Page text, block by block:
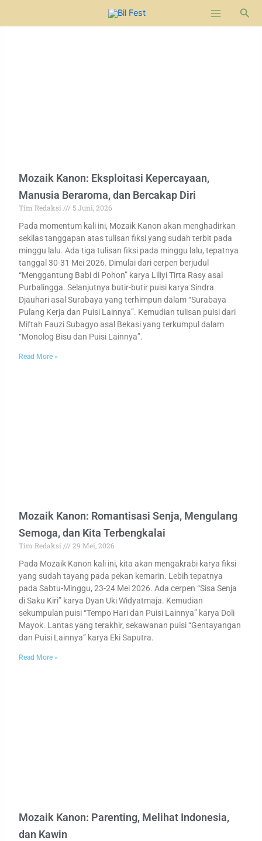
Cari
Mozaik Kanon: Eksploitasi Kepercayaan,
Manusia Beraroma, dan Bercakap Diri
Tim Redaksi
5 Juni, 2026
Pada momentum kali ini, Mozaik Kanon akan menghadirkan
sekilas tanggapan atas tulisan fiksi yang sudah terbit pada
minggu lalu. Ada tiga tulisan fiksi pada minggu lalu, tepatnya
tanggal 30-31 Mei 2026. Dimulai dari cerpen berjudul
“Menggantung Babi di Pohon” karya Liliyi Tirta Rasy asal
Purbalingga. Selanjutnya butir-butir puisi karya Sindra
Djauhari asal Surabaya yang terhimpun dalam “Surabaya
Pulang Kerja dan Puisi Lainnya”. Kemudian tulisan puisi dari
Miftah Fauzi Subagyo asal Bekasi yang terkumpul dalam
“Monolog Bisu dan Puisi Lainnya”.
Read More »
Mozaik Kanon: Romantisasi Senja, Mengulang
Semoga, dan Kita Terbengkalai
Tim Redaksi
29 Mei, 2026
Pada Mozaik Kanon kali ini, kita akan mengakrabi karya fiksi
yang sudah tayang pada pekan kemarin. Lebih tepatnya
pada Sabtu-Minggu, 23-24 Mei 2026. Ada cerpen “Sisa Senja
di Saku Kiri” karya Dyan Uki Widyatmaja. Kemudian
sekumpulan puisi “Tempo Hari dan Puisi Lainnya” karya Doli
Mayok. Lantas yang terakhir, sekawanan puisi “Gentayangan
dan Puisi Lainnya” karya Eki Saputra.
Read More »
Mozaik Kanon: Parenting, Melihat Indonesia,
dan Kawin